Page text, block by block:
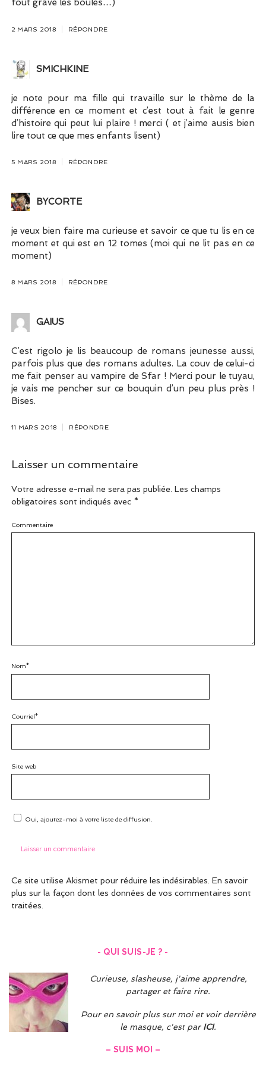
fout grave les boules…)
2 MARS 2018 RÉPONDRE
SMICHKINE
je note pour ma fille qui travaille sur le thème de la
différence en ce moment et c’est tout à fait le genre
d’histoire qui peut lui plaire ! merci ( et j’aime ausis bien
lire tout ce que mes enfants lisent)
5 MARS 2018 RÉPONDRE
BYCORTE
je veux bien faire ma curieuse et savoir ce que tu lis en ce
moment et qui est en 12 tomes (moi qui ne lit pas en ce
moment)
8 MARS 2018 RÉPONDRE
GAIUS
C’est rigolo je lis beaucoup de romans jeunesse aussi,
parfois plus que des romans adultes. La couv de celui-ci
me fait penser au vampire de Sfar ! Merci pour le tuyau,
je vais me pencher sur ce bouquin d’un peu plus près !
Bises.
11 MARS 2018 RÉPONDRE
Laisser un commentaire
Votre adresse e-mail ne sera pas publiée. Les champs
obligatoires sont indiqués avec *
Commentaire
Nom*
Courriel*
Site web
Oui, ajoutez-moi à votre liste de diffusion.
Ce site utilise Akismet pour réduire les indésirables. En savoir
plus sur la façon dont les données de vos commentaires sont
traitées
- QUI SUIS-JE ? -
Curieuse, slasheuse, j'aime apprendre,
partager et faire rire.
Pour en savoir plus sur moi et voir derrière
le masque, c'est par ICI.
– SUIS MOI –